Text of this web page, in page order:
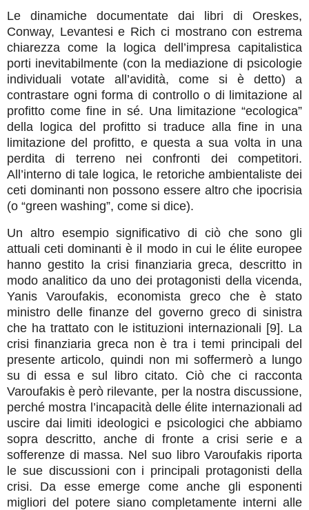
Le dinamiche documentate dai libri di Oreskes,
Conway, Levantesi e Rich ci mostrano con estrema
chiarezza come la logica dell’impresa capitalistica
porti inevitabilmente (con la mediazione di psicologie
individuali votate all’avidità, come si è detto) a
contrastare ogni forma di controllo o di limitazione al
profitto come fine in sé. Una limitazione “ecologica”
della logica del profitto si traduce alla fine in una
limitazione del profitto, e questa a sua volta in una
perdita di terreno nei confronti dei competitori.
All’interno di tale logica, le retoriche ambientaliste dei
ceti dominanti non possono essere altro che ipocrisia
(o “green washing”, come si dice).
Un altro esempio significativo di ciò che sono gli
attuali ceti dominanti è il modo in cui le élite europee
hanno gestito la crisi finanziaria greca, descritto in
modo analitico da uno dei protagonisti della vicenda,
Yanis Varoufakis, economista greco che è stato
ministro delle finanze del governo greco di sinistra
che ha trattato con le istituzioni internazionali [9]. La
crisi finanziaria greca non è tra i temi principali del
presente articolo, quindi non mi soffermerò a lungo
su di essa e sul libro citato. Ciò che ci racconta
Varoufakis è però rilevante, per la nostra discussione,
perché mostra l’incapacità delle élite internazionali ad
uscire dai limiti ideologici e psicologici che abbiamo
sopra descritto, anche di fronte a crisi serie e a
sofferenze di massa. Nel suo libro Varoufakis riporta
le sue discussioni con i principali protagonisti della
crisi. Da esse emerge come anche gli esponenti
migliori del potere siano completamente interni alle